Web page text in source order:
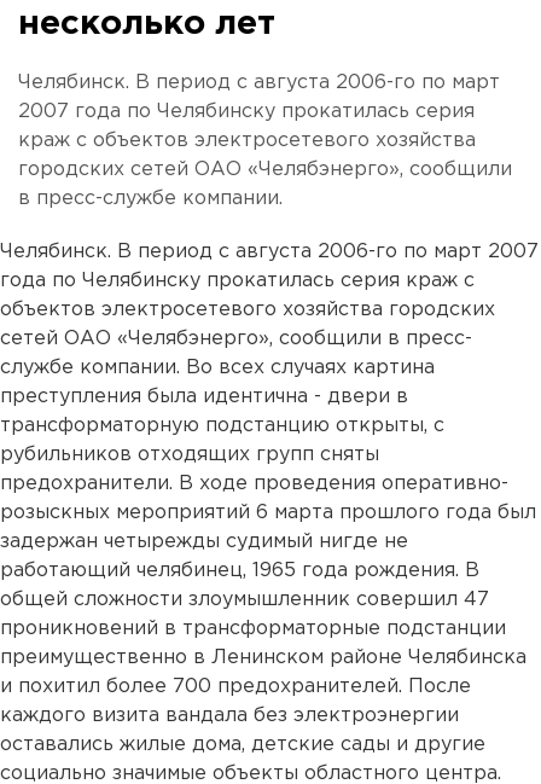
несколько лет
Челябинск. В период с августа 2006-го по март
2007 года по Челябинску прокатилась серия
краж с объектов электросетевого хозяйства
городских сетей ОАО «Челябэнерго», сообщили
в пресс-службе компании.
Челябинск. В период с августа 2006-го по март 2007
года по Челябинску прокатилась серия краж с
объектов электросетевого хозяйства городских
сетей ОАО «Челябэнерго», сообщили в пресс-
службе компании. Во всех случаях картина
преступления была идентична - двери в
трансформаторную подстанцию открыты, с
рубильников отходящих групп сняты
предохранители. В ходе проведения оперативно-
розыскных мероприятий 6 марта прошлого года был
задержан четырежды судимый нигде не
работающий челябинец, 1965 года рождения. В
общей сложности злоумышленник совершил 47
проникновений в трансформаторные подстанции
преимущественно в Ленинском районе Челябинска
и похитил более 700 предохранителей. После
каждого визита вандала без электроэнергии
оставались жилые дома, детские сады и другие
социально значимые объекты областного центра.